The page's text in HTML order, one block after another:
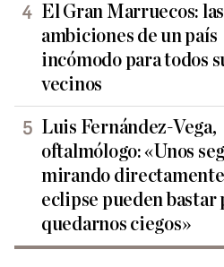
El Gran Marruecos: las
ambiciones de un país
incómodo para todos
vecinos
Luis Fernández-Vega,
oftalmólogo: «Unos
mirando
eclipse pueden bastar
quedarnos ciegos»